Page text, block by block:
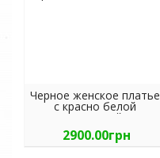
Черное женское платье
с красно белой
вышивкой
2900.00грн